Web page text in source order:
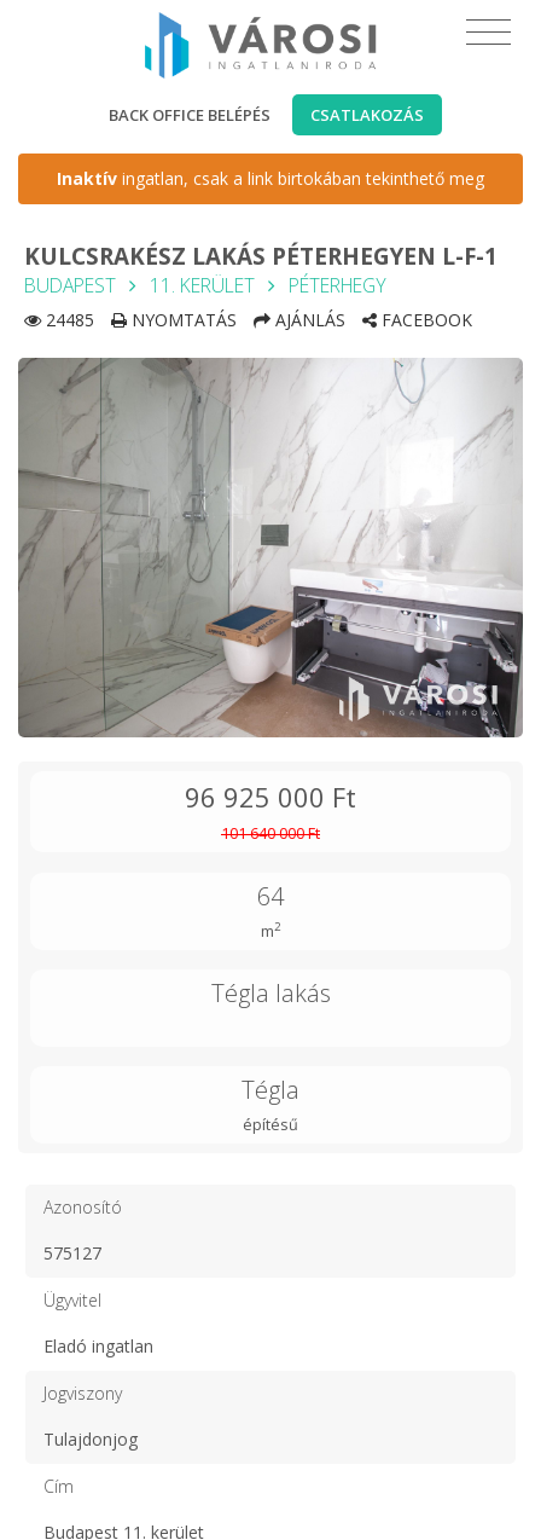
BACK OFFICE BELÉPÉS CSATLAKOZÁS
Inaktív ingatlan, csak a link birtokában tekinthető meg
KULCSRAKÉSZ LAKÁS PÉTERHEGYEN L-F-1
BUDAPEST 11. KERÜLET PÉTERHEGY
24485 NYOMTATÁS AJÁNLÁS FACEBOOK
96 925 000 Ft
101 640 000 Ft
64
m2
Tégla lakás
Tégla
építésű
Azonosító
575127
Ügyvitel
Eladó ingatlan
Jogviszony
Tulajdonjog
Cím
Budapest 11. kerület